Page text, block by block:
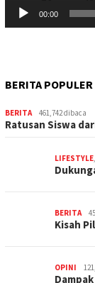
00:00
BERITA POPULER
BERITA 461,742 dibaca
Ratusan Siswa
LIFESTYLE
BERITA
Kisah
OPINI